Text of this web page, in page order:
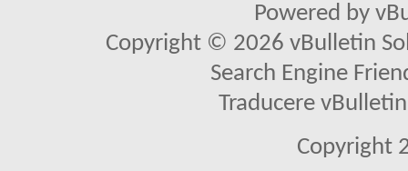
Powered by
Copyright © 2026 vBulletin
Search Engine
Traducere
Copyright